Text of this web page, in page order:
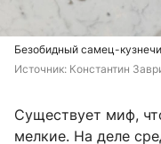
Безобидный самец-
Источник: Константин
Существует миф,
мелкие. На деле